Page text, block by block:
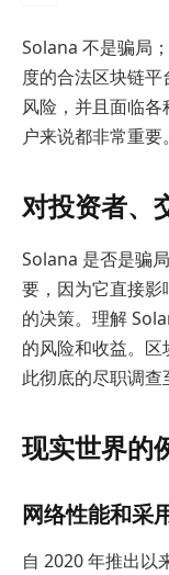
Solana 不是骗局
度的合法区块链
风险，并且面临
户来说都非常重要。
对投资者、
Solana 是否是骗
要，因为它直接影
的决策。理解
的风险和收益。
此彻底的尽职调查
现实世界的
网络性能和采
自 2020 年推出以